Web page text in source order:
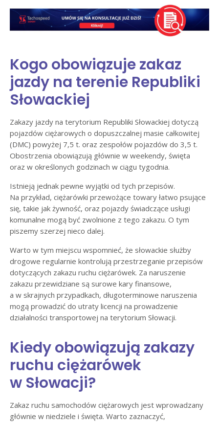
Kogo obowiązuje zakaz
jazdy na terenie Republiki
Słowackiej
Zakazy jazdy na terytorium Republiki Słowackiej dotyczą
pojazdów ciężarowych o dopuszczalnej masie całkowitej
(DMC) powyżej 7,5 t. oraz zespołów pojazdów do 3,5 t.
Obostrzenia obowiązują głównie w weekendy, święta
oraz w określonych godzinach w ciągu tygodnia.
Istnieją jednak pewne wyjątki od tych przepisów.
Na przykład, ciężarówki przewożące towary łatwo psujące
się, takie jak żywność, oraz pojazdy świadczące usługi
komunalne mogą być zwolnione z tego zakazu. O tym
piszemy szerzej nieco dalej.
Warto w tym miejscu wspomnieć, że słowackie służby
drogowe regularnie kontrolują przestrzeganie przepisów
dotyczących zakazu ruchu ciężarówek. Za naruszenie
zakazu przewidziane są surowe kary finansowe,
a w skrajnych przypadkach, długoterminowe naruszenia
mogą prowadzić do utraty licencji na prowadzenie
działalności transportowej na terytorium Słowacji.
Kiedy obowiązują zakazy
ruchu ciężarówek
w Słowacji?
Zakaz ruchu samochodów ciężarowych jest wprowadzany
głównie w niedziele i święta. Warto zaznaczyć,